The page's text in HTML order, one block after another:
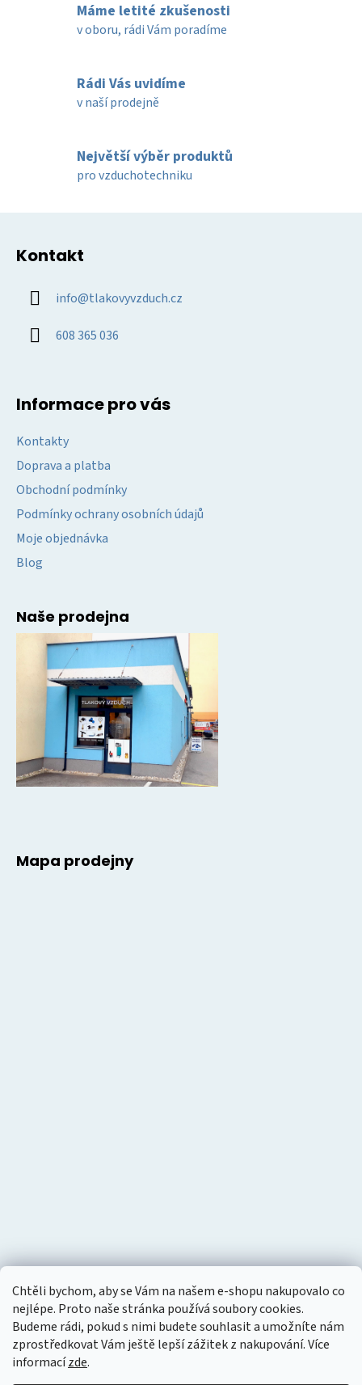
Chtěli bychom, aby se Vám na našem e-shopu nakupovalo co
nejlépe. Proto naše stránka používá soubory cookies.
Budeme rádi, pokud s nimi budete souhlasit a umožníte nám
zprostředkovat Vám ještě lepší zážitek z nakupování.Více
informacízde.
Máme letité zkušenosti
v oboru, rádi Vám poradíme
Rádi Vás uvidíme
v naší prodejně
Největší výběr produktů
pro vzduchotechniku
Kontakt
info@tlakovyvzduch.cz
608 365 036
Informace pro vás
Kontakty
Doprava a platba
Obchodní podmínky
Podmínky ochrany osobních údajů
Moje objednávka
Blog
Naše prodejna
Mapa prodejny